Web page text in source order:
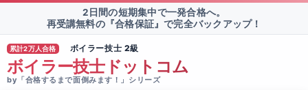
2日間の短期集中で一発合格へ。
再受講無料の『合格保証』で完全バックアップ！
累計2万人合格 ボイラー技士 2級
ボイラー技士ドットコム
by「合格するまで面倒みます！」シリーズ